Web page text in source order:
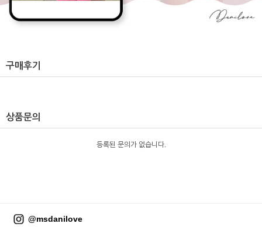
구매후기
상품문의
등록된 문의가 없습니다.
@msdanilove